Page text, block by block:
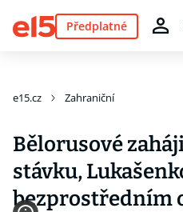
Předplatné
e15.cz Zahraniční
Bělorusové
stávku,
bezprostředním